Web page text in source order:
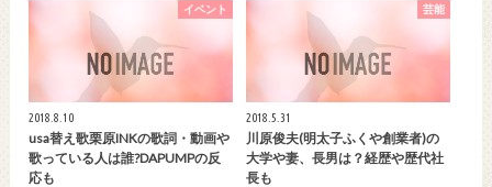
イベント
2018.8.10
usa替え歌栗原INKの歌詞・動画や
歌っている人は誰?DAPUMPの反
応も
芸能
2018.5.31
川原俊夫(明太子ふくや創業者)の
大学や妻、長男は？経歴や歴代社
長も